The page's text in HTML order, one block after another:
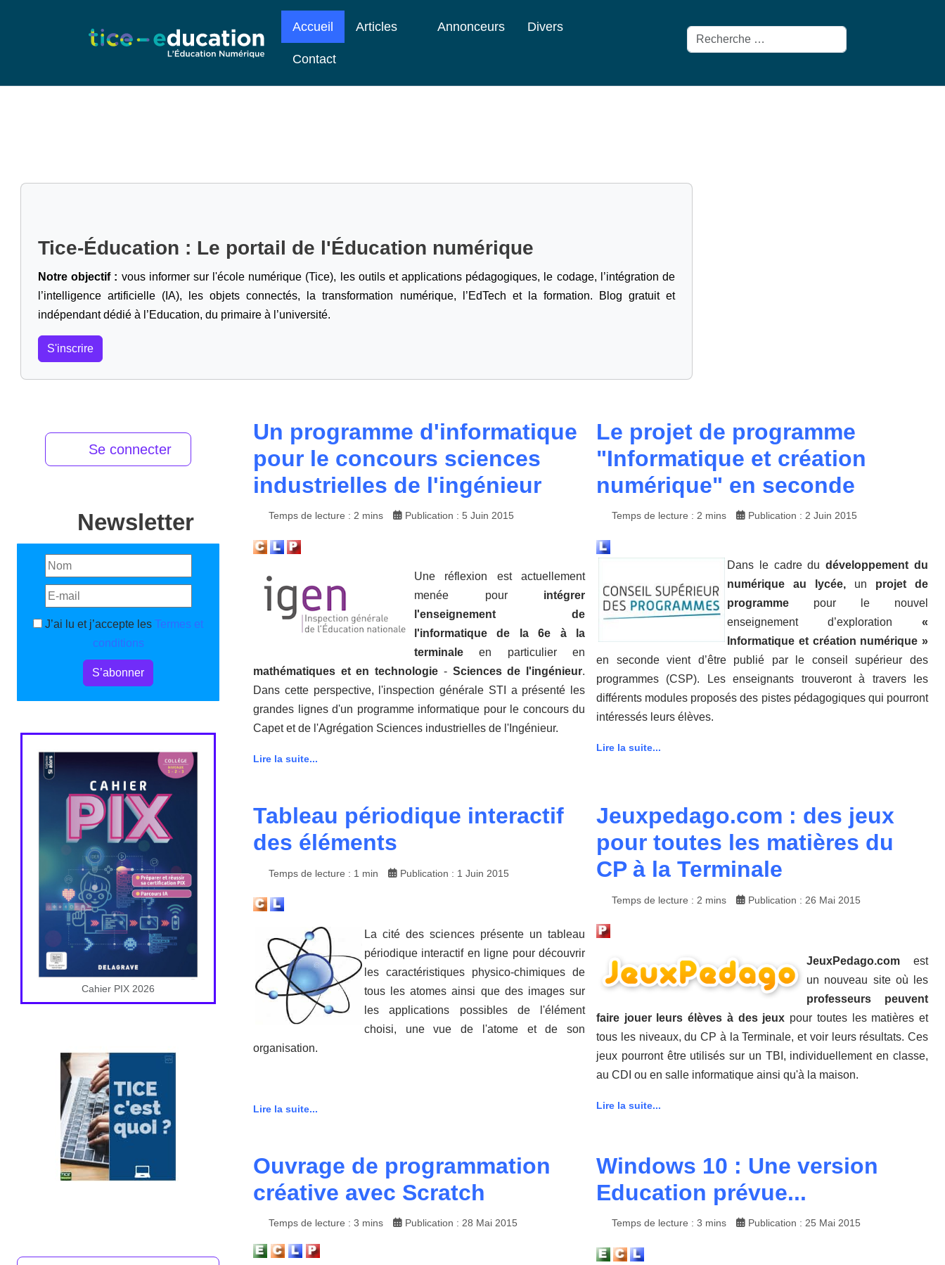
Accueil Articles Annonceurs Divers
Contact
Rechercher
Tice-Éducation : Le portail de l'Éducation numérique
Notre objectif : vous informer sur l'école numérique (Tice), les outils et applications pédagogiques, le codage,
l’intégration de
l’intelligence artificielle (IA), les objets connectés, la transformation numérique, l’EdTech et la formation. Blog gratuit et
indépendant dédié à l’Education, du primaire à l’université.
S'inscrire
Se connecter
Newsletter
J’ai lu et j’accepte les Termes et
conditions
S’abonner
Cahier PIX 2026
Un programme d'informatique
pour le concours sciences
industrielles de l'ingénieur
Temps de lecture : 2 mins Publication : 5 Juin 2015
Une réflexion est actuellement
menée pour intégrer
l'enseignement de
l'informatique de la 6e à la
terminale en particulier en
mathématiques et en technologie - Sciences de l'ingénieur.
Dans cette perspective, l'inspection générale STI a présenté les
grandes lignes d'un programme informatique pour le concours du
Capet et de l'Agrégation Sciences industrielles de l'Ingénieur.
Lire la suite...
Le projet de programme
"Informatique et création
numérique" en seconde
Temps de lecture : 2 mins Publication : 2 Juin 2015
Dans le cadre du développement du
numérique au lycée, un projet de
programme pour le nouvel
enseignement d’exploration «
Informatique et création numérique »
en seconde vient d’être publié par le conseil supérieur des
programmes (CSP). Les enseignants trouveront à travers les
différents modules proposés des pistes pédagogiques qui pourront
intéressés leurs élèves.
Lire la suite...
Tableau périodique interactif
des éléments
Temps de lecture : 1 min Publication : 1 Juin 2015
La cité des sciences présente un tableau
périodique interactif en ligne pour découvrir
les caractéristiques physico-chimiques de
tous les atomes ainsi que des images sur
les applications possibles de l'élément
choisi, une vue de l'atome et de son
organisation.
Lire la suite...
Jeuxpedago.com : des jeux
pour toutes les matières du
CP à la Terminale
Temps de lecture : 2 mins Publication : 26 Mai 2015
JeuxPedago.com est
un nouveau site où les
professeurs peuvent
faire jouer leurs élèves à des jeux pour toutes les matières et
tous les niveaux, du CP à la Terminale, et voir leurs résultats. Ces
jeux pourront être utilisés sur un TBI, individuellement en classe,
au CDI ou en salle informatique ainsi qu'à la maison.
Lire la suite...
Ouvrage de programmation
créative avec Scratch
Temps de lecture : 3 mins Publication : 28 Mai 2015
Windows 10 : Une version
Education prévue...
Temps de lecture : 3 mins Publication : 25 Mai 2015